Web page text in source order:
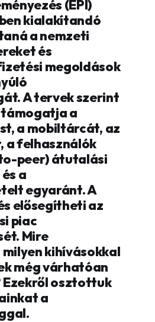
(EPI)
kialakítandó
a nemzeti
és
megoldások
A tervek szerint
a
a mobiltárcát, az
a felhasználók
peer) átutalási
a
egyaránt. A
elősegítheti az
piac
Mire
kihívásokkal
még várhatóan
Ezekről osztottuk
a